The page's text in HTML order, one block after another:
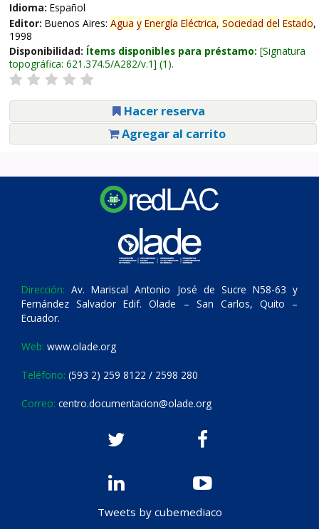
Idioma: Español
Editor: Buenos Aires: Agua y Energía Eléctrica, Sociedad del Estado,
1998
Disponibilidad: Ítems disponibles para préstamo: Signatura
topográfica: 621.374.5/A282/v.1 (1).
Hacer reserva
Agregar al carrito
Dirección: Av. Mariscal Antonio José de Sucre N58-63 y
Fernández Salvador Edif. Olade – San Carlos, Quito –
Ecuador.
Web: www.olade.org
Teléfono: (593 2) 259 8122 / 2598 280
Correo: centro.documentacion@olade.org
Tweets by cubemediaco